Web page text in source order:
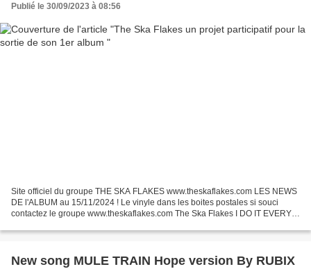
Publié le 30/09/2023 à 08:56
Site officiel du groupe THE SKA FLAKES www.theskaflakes.com LES NEWS
DE l'ALBUM au 15/11/2024 ! Le vinyle dans les boites postales si souci
contactez le groupe www.theskaflakes.com The Ska Flakes I DO IT EVERY
New song MULE TRAIN Hope version By RUBIX